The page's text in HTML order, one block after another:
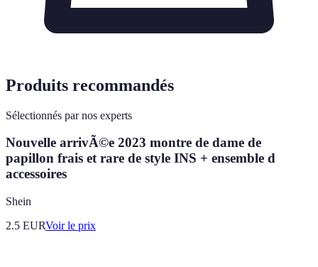
Produits recommandés
Sélectionnés par nos experts
Nouvelle arrivÃ©e 2023 montre de dame de
papillon frais et rare de style INS + ensemble d
accessoires
Shein
2.5 EURVoir le prix